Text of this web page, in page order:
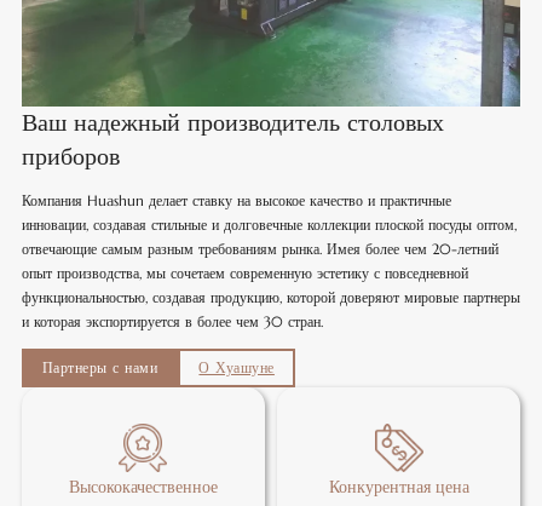
Ваш надежный производитель столовых
приборов
Компания Huashun делает ставку на высокое качество и практичные
инновации, создавая стильные и долговечные коллекции плоской посуды оптом,
отвечающие самым разным требованиям рынка. Имея более чем 20-летний
опыт производства, мы сочетаем современную эстетику с повседневной
функциональностью, создавая продукцию, которой доверяют мировые партнеры
и которая экспортируется в более чем 30 стран.
Партнеры с нами О Хуашуне
Высококачественное
Конкурентная цена